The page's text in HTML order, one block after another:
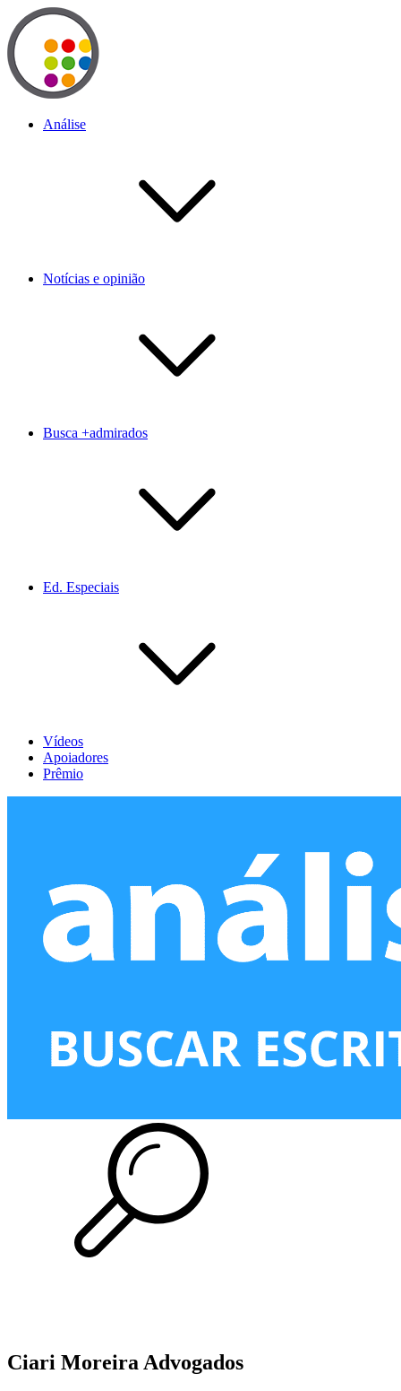
Análise
Notícias e opinião
Busca +admirados
Ed. Especiais
Vídeos
Apoiadores
Prêmio
Ciari Moreira Advogados